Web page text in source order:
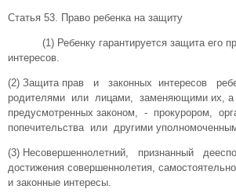
Статья 53. Право ребенка на защиту
(1) Ребенку гарантируется защита его
интересов.
(2) Защита прав и законных интересов
родителями или лицами, заменяющими их, а
предусмотренных законом, - прокурором,
попечительства или другими
(3) Несовершеннолетний, признанный
достижения совершеннолетия,
и законные интересы.